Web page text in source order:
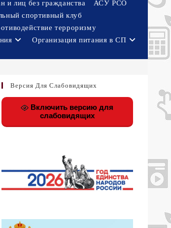
и лиц без гражданства
АСУ РСО
спортивный клуб
терроризму
Организация питания в СП
Версия Для Слабовидящих
Включить версию для
слабовидящих